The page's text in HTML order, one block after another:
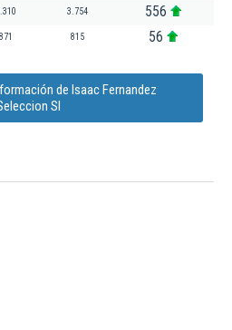
3.754 556
871 815 56
de Isaac Fernandez
Sl